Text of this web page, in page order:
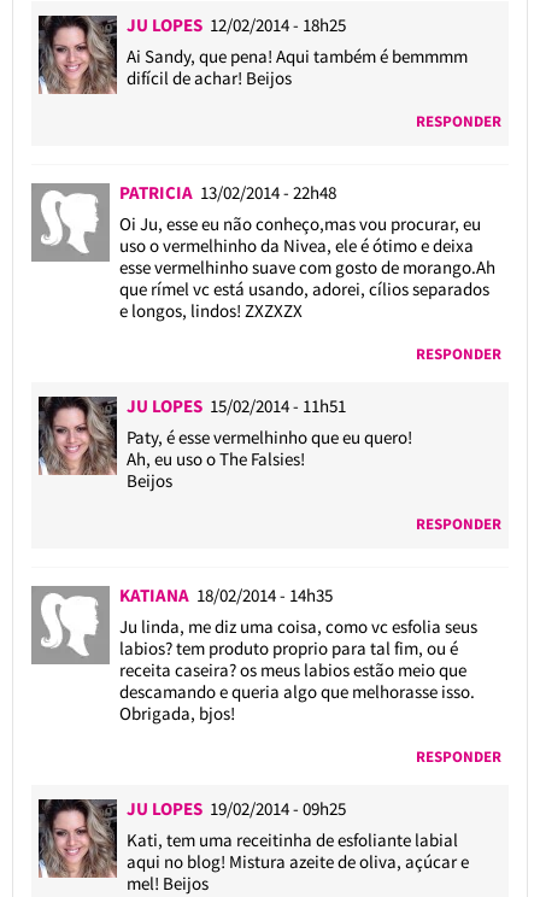
JU LOPES 12/02/2014 - 18h25
Ai Sandy, que pena! Aqui também é bemmmm
difícil de achar! Beijos
RESPONDER
PATRICIA 13/02/2014 - 22h48
Oi Ju, esse eu não conheço,mas vou procurar, eu
uso o vermelhinho da Nivea, ele é ótimo e deixa
esse vermelhinho suave com gosto de morango.Ah
que rímel vc está usando, adorei, cílios separados
e longos, lindos! ZXZXZX
RESPONDER
JU LOPES 15/02/2014 - 11h51
Paty, é esse vermelhinho que eu quero!
Ah, eu uso o The Falsies!
Beijos
RESPONDER
KATIANA 18/02/2014 - 14h35
Ju linda, me diz uma coisa, como vc esfolia seus
labios? tem produto proprio para tal fim, ou é
receita caseira? os meus labios estão meio que
descamando e queria algo que melhorasse isso.
Obrigada, bjos!
RESPONDER
JU LOPES 19/02/2014 - 09h25
Kati, tem uma receitinha de esfoliante labial
aqui no blog! Mistura azeite de oliva, açúcar e
mel! Beijos